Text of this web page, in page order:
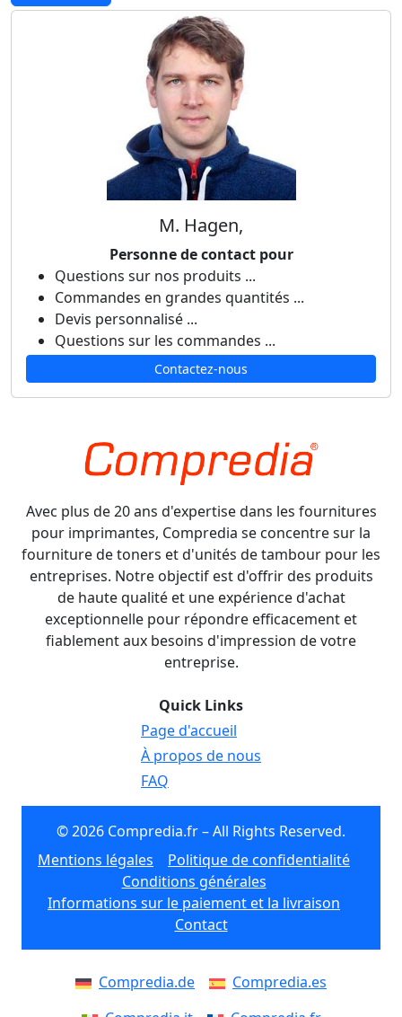
M. Hagen,
Personne de contact pour
Questions sur nos produits ...
Commandes en grandes quantités ...
Devis personnalisé ...
Questions sur les commandes ...
Contactez-nous
Avec plus de 20 ans d'expertise dans les fournitures
pour imprimantes, Compredia se concentre sur la
fourniture de toners et d'unités de tambour pour les
entreprises. Notre objectif est d'offrir des produits
de haute qualité et une expérience d'achat
exceptionnelle pour répondre efficacement et
fiablement aux besoins d'impression de votre
entreprise.
Quick Links
Page d'accueil
À propos de nous
FAQ
© 2026 Compredia.fr – All Rights Reserved.
Mentions légales
Politique de confidentialité
Conditions générales
Informations sur le paiement et la livraison
Contact
Compredia.de
Compredia.es